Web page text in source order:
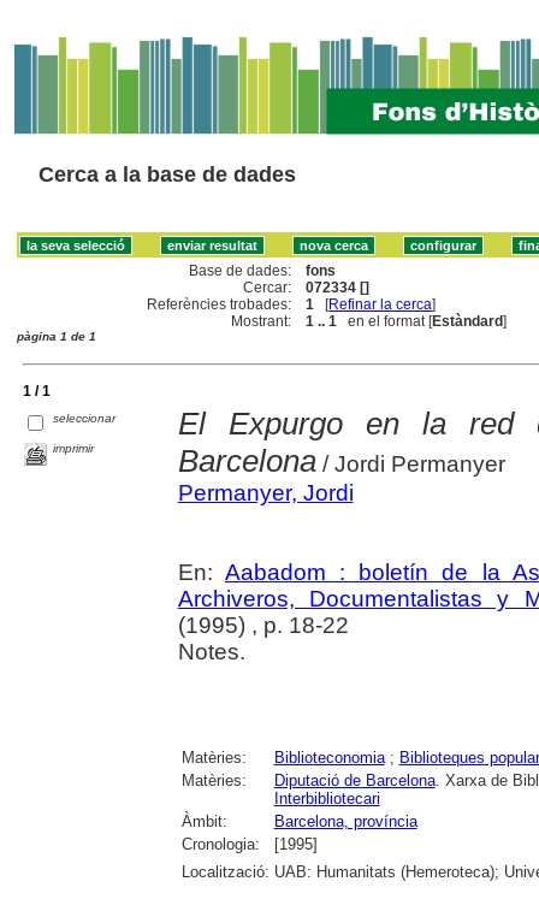
Cerca a la base de dades
Base de dades:
fons
Cercar:
072334 []
Referències trobades:
1 [Refinar la cerca]
Mostrant:
1 .. 1 en el format [Estàndard]
pàgina 1 de 1
1 / 1
seleccionar
imprimir
El Expurgo en la red
Barcelona/ Jordi Permanyer
Permanyer, Jordi
En: Aabadom : boletín de la
Archiveros, Documentalistas y
(1995) , p. 18-22
Notes.
Matèries: Biblioteconomia; Biblioteques
Matèries:
Diputació de Barcelona. Xarxa de
Interbibliotecari
Àmbit:
Barcelona, província
Cronologia:
[1995]
Localització: UAB: Humanitats (Hemeroteca);